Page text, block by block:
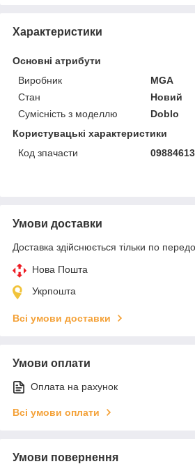
Характеристики
Основні атрибути
Виробник
MGA
Стан
Новий
Сумісність з моделлю
Doblo
Користувацькі характеристики
Код зпачасти
Умови доставки
Доставка здійснюється тільки по
Нова Пошта
Укрпошта
Всі умови доставки
Умови оплати
Оплата на рахунок
Всі умови оплати
Умови повернення